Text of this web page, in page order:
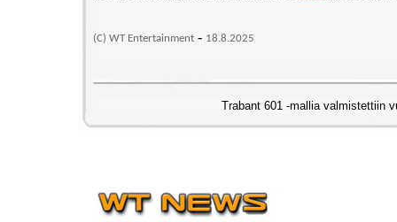
(C) WT Entertainment - 18.8.2025
Trabant 601 -mallia valmistettiin